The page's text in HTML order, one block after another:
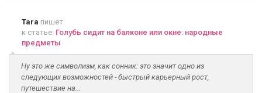
Tara пишет
к статье: Голубь сидит на балконе или окне: народные
предметы
Ну это же символизм, как сонник: это значит одно из
следующих возможностей - быстрый карьерный рост,
путешествие на...